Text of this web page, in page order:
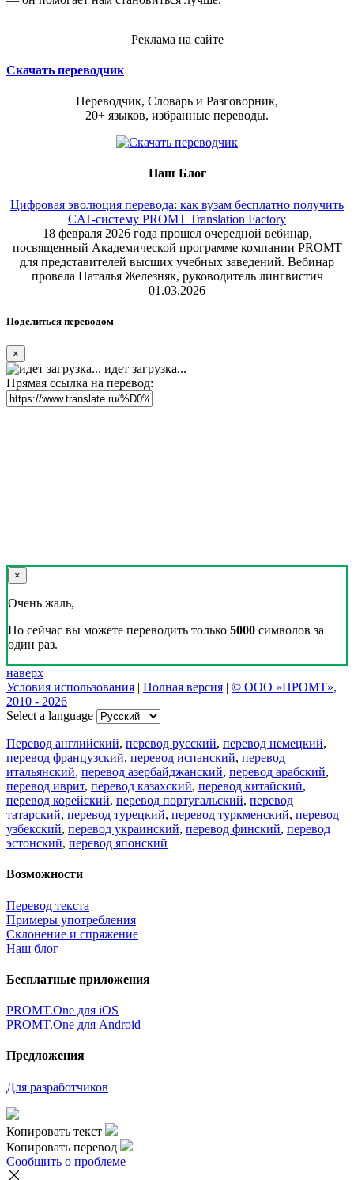
Реклама на сайте
Скачать переводчик
Переводчик, Словарь и Разговорник,
20+ языков, избранные переводы.
Наш Блог
Цифровая эволюция перевода: как вузам бесплатно получить
CAT-систему PROMT Translation Factory
18 февраля 2026 года прошел очередной вебинар,
посвященный Академической программе компании PROMT
для представителей высших учебных заведений. Вебинар
провела Наталья Железняк, руководитель лингвистич
01.03.2026
Поделиться переводом
×
идет загрузка...
Прямая ссылка на перевод:
×
Очень жаль,
Но сейчас вы можете переводить только 5000 символов за
один раз.
наверх
Условия использования | Полная версия | © ООО «ПРОМТ»,
2010 - 2026
Select a language
Перевод английский, перевод русский, перевод немецкий,
перевод французский, перевод испанский, перевод
итальянский, перевод азербайджанский, перевод арабский,
перевод иврит, перевод казахский, перевод китайский,
перевод корейский, перевод португальский, перевод
татарский, перевод турецкий, перевод туркменский, перевод
узбекский, перевод украинский, перевод финский, перевод
эстонский, перевод японский
Возможности
Перевод текста
Примеры употребления
Склонение и спряжение
Наш блог
Бесплатные приложения
PROMT.One для iOS
PROMT.One для Android
Предложения
Для разработчиков
Копировать текст
Копировать перевод
Сообщить о проблеме